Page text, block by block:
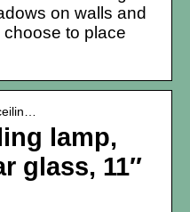
on walls and
to place
lamp,
glass, 11″